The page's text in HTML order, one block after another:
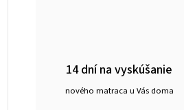
14 dní na vyskúšanie
nového matraca u Vás doma